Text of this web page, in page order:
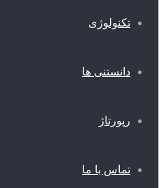
تکنولوژی
دانستنی ها
رپورتاژ
تماس با ما